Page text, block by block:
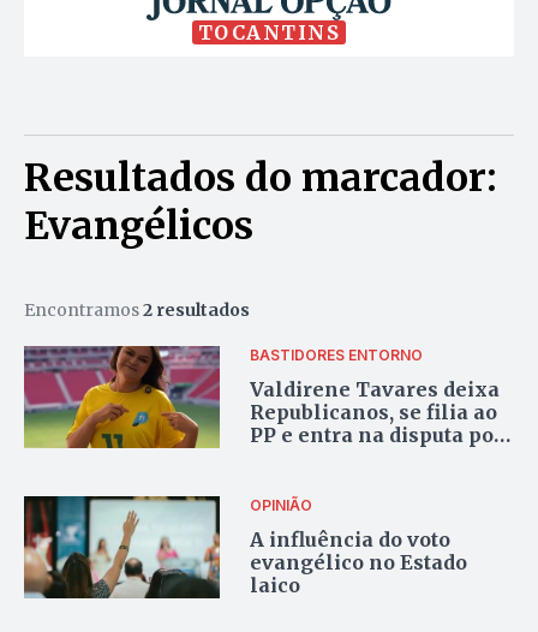
TOCANTINS
Resultados do marcador:
Evangélicos
Encontramos2 resultados
BASTIDORES ENTORNO
Valdirene Tavares deixa
Republicanos, se filia ao
PP e entra na disputa por
OPINIÃO
A influência do voto
evangélico no Estado
laico